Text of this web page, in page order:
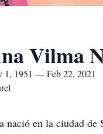
Vilma
1, 1951 — Feb 22, 2021
nació en la ciudad